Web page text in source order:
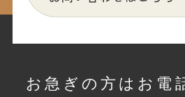
お急ぎの方はお電